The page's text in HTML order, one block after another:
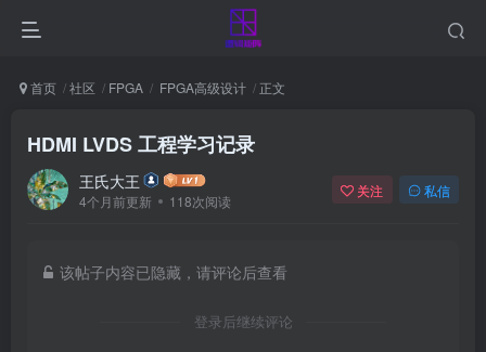
首页 社区 FPGA FPGA高级设计 正文
HDMI LVDS 工程学习记录
王氏大王
4个月前更新 118次阅读
关注 私信
该帖子内容已隐藏，请评论后查看
登录后继续评论